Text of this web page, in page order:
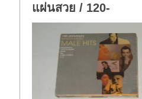
แผ่นสวย / 120-